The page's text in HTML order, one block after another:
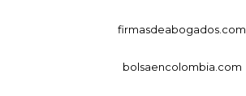
firmasdeabogados.com
bolsaencolombia.com